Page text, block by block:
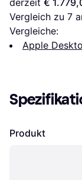
derzeit €
Vergleich zu 7
Vergleiche:
Apple
Produkt